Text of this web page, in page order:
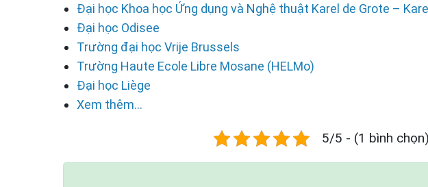
Đại học Khoa học Ứng dụng và Nghệ thuật Karel de Grote –
Đại học Odisee
Trường đại học Vrije Brussels
Trường Haute Ecole Libre Mosane (HELMo)
Đại học Liège
Xem thêm...
5/5 - (1 bình chọn)